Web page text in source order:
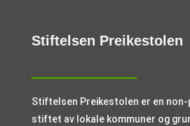
Stiftelsen Preikestolen
Stiftelsen Preikestolen er en
stiftet av lokale kommuner og